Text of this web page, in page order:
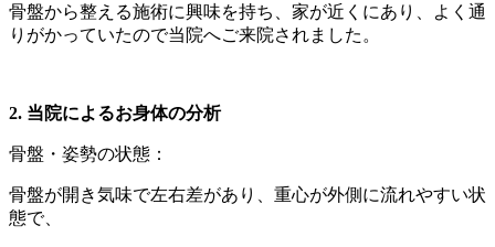
骨盤から整える施術に興味を持ち、家が近くにあり、よく通
りがかっていたので当院へご来院されました。
2. 当院によるお身体の分析
骨盤・姿勢の状態：
骨盤が開き気味で左右差があり、重心が外側に流れやすい状
態で、